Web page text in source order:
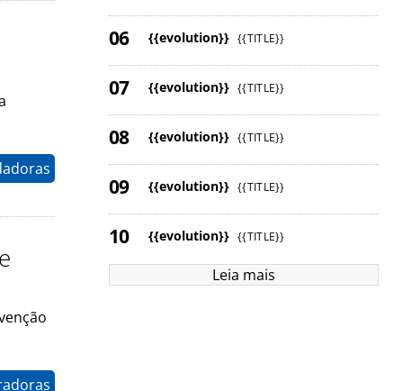
{{evolution}} {{TITLE}}
{{evolution}} {{TITLE}}
{{evolution}} {{TITLE}}
{{evolution}} {{TITLE}}
{{evolution}} {{TITLE}}
Leia mais